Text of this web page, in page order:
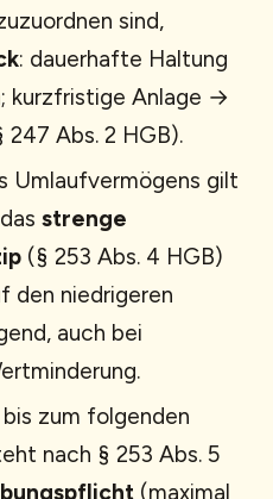
sind,
: dauerhafte Haltung
kurzfristige Anlage →
Abs. 2 HGB).
Umlaufvermögens gilt
strenge
(§ 253 Abs. 4 HGB)
den niedrigeren
auch bei
zum folgenden
nach § 253 Abs. 5
(maximal